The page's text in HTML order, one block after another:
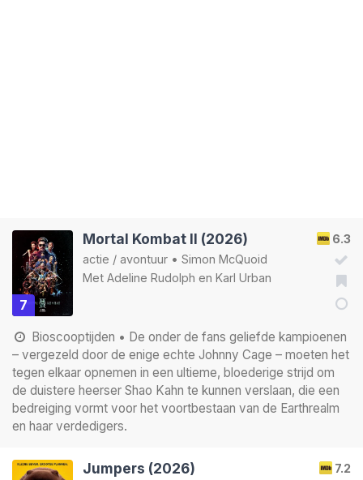
7
6.3
Mortal Kombat II (2026)
actie / avontuur • Simon McQuoid
Met Adeline Rudolph en Karl Urban
Bioscooptijden • De onder de fans geliefde kampioenen
– vergezeld door de enige echte Johnny Cage – moeten het
tegen elkaar opnemen in een ultieme, bloederige strijd om
de duistere heerser Shao Kahn te kunnen verslaan, die een
bedreiging vormt voor het voortbestaan van de Earthrealm
en haar verdedigers.
7.2
Jumpers (2026)